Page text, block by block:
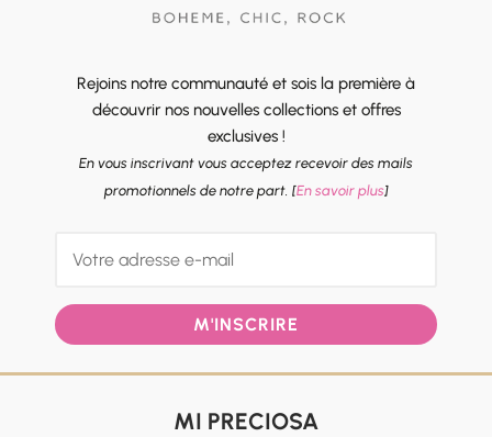
Rejoins notre communauté et sois la première à
découvrir nos nouvelles collections et offres
exclusives !
En vous inscrivant vous acceptez recevoir des mails
promotionnels de notre part. [En savoir plus]
M'INSCRIRE
MI PRECIOSA